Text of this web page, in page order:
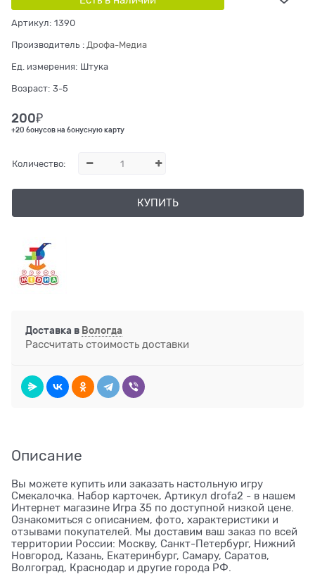
Артикул: 1390
Производитель : Дрофа-Медиа
Ед. измерения: Штука
Возраст: 3-5
200₽
+20 бонусов на бонусную карту
Количество:
КУПИТЬ
Доставка в Вологда
Рассчитать стоимость доставки
Описание
Вы можете купить или заказать настольную игру
Смекалочка. Набор карточек, Артикул drofa2 - в нашем
Интернет магазине Игра 35 по доступной низкой цене.
Ознакомиться с описанием, фото, характеристики и
отзывами покупателей. Мы доставим ваш заказ по всей
территории России: Москву, Санкт-Петербург, Нижний
Новгород, Казань, Екатеринбург, Самару, Саратов,
Волгоград, Краснодар и другие города РФ.